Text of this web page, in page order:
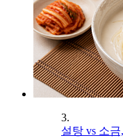
3.
설탕 vs 소